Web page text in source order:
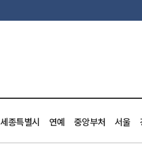
세종특별시 연예 중앙부처 서울